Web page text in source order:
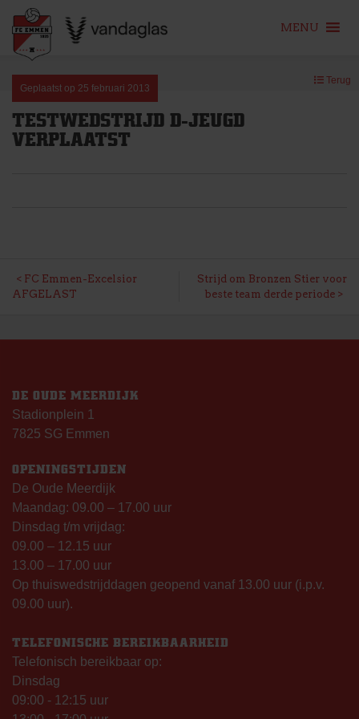
content
MENU
Geplaatst op 25 februari 2013
Terug
TESTWEDSTRIJD D-JEUGD
VERPLAATST
BERICHT
FC Emmen-Excelsior
AFGELAST
Strijd om Bronzen Stier voor
beste team derde periode
DE OUDE MEERDIJK
Stadionplein 1
7825 SG Emmen
OPENINGSTIJDEN
De Oude Meerdijk
Maandag: 09.00 – 17.00 uur
Dinsdag t/m vrijdag:
09.00 – 12.15 uur
13.00 – 17.00 uur
Op thuiswedstrijddagen geopend vanaf 13.00 uur (i.p.v.
09.00 uur).
TELEFONISCHE BEREIKBAARHEID
Telefonisch bereikbaar op:
Dinsdag
09:00 - 12:15 uur